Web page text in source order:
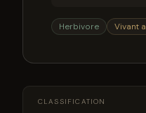
Herbivore Vivant
CLASSIFICATION